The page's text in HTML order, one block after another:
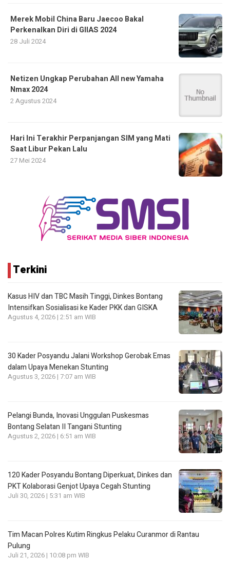
Merek Mobil China Baru Jaecoo Bakal
Perkenalkan Diri di GIIAS 2024
28 Juli 2024
Netizen Ungkap Perubahan All new Yamaha
Nmax 2024
2 Agustus 2024
Hari Ini Terakhir Perpanjangan SIM yang Mati
Saat Libur Pekan Lalu
27 Mei 2024
Terkini
Kasus HIV dan TBC Masih Tinggi, Dinkes Bontang
Intensifkan Sosialisasi ke Kader PKK dan GISKA
Agustus 4, 2026 | 2:51 am WIB
30 Kader Posyandu Jalani Workshop Gerobak Emas
dalam Upaya Menekan Stunting
Agustus 3, 2026 | 7:07 am WIB
Pelangi Bunda, Inovasi Unggulan Puskesmas
Bontang Selatan II Tangani Stunting
Agustus 2, 2026 | 6:51 am WIB
120 Kader Posyandu Bontang Diperkuat, Dinkes dan
PKT Kolaborasi Genjot Upaya Cegah Stunting
Juli 30, 2026 | 5:31 am WIB
Tim Macan Polres Kutim Ringkus Pelaku Curanmor di Rantau
Pulung
Juli 21, 2026 | 10:08 pm WIB